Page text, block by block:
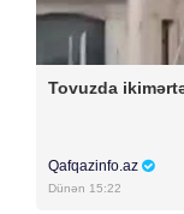
Tovuzda
Qafqazinfo.az
Dünən 15:22